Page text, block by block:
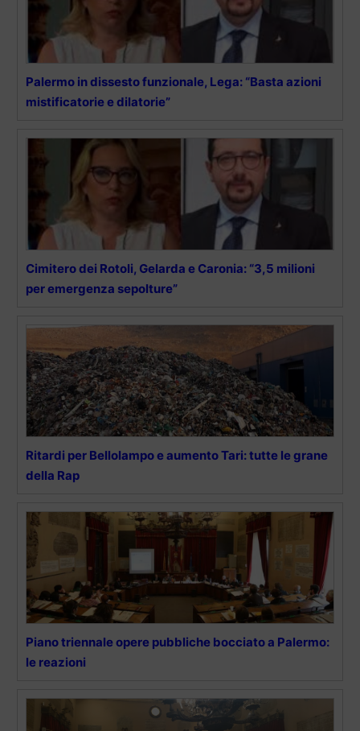
Palermo in dissesto funzionale, Lega: “Basta azioni
mistificatorie e dilatorie”
Cimitero dei Rotoli, Gelarda e Caronia: “3,5 milioni
per emergenza sepolture”
Ritardi per Bellolampo e aumento Tari: tutte le grane
della Rap
Piano triennale opere pubbliche bocciato a Palermo:
le reazioni